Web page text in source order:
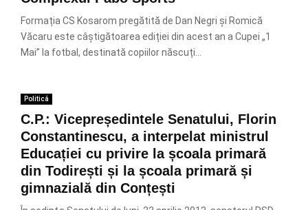
Formația CS Kosarom pregătită de Dan Negri și Romică
Văcaru este câștigătoarea ediției din acest an a Cupei „1
Mai” la fotbal, destinată copiilor născuți...
Politică
C.P.: Vicepreședintele Senatului, Florin
Constantinescu, a interpelat ministrul
Educației cu privire la școala primară
din Todirești și la școala primară și
gimnazială din Conțești